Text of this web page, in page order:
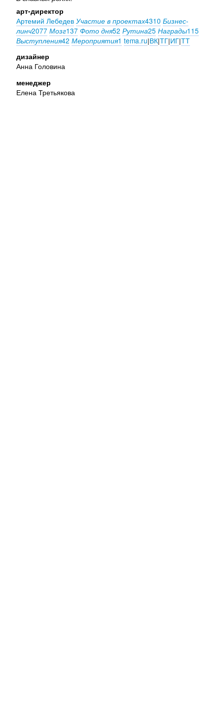
арт-директор
Артемий Лебедев Участие в проектах4310 Бизнес-
линч2077 Мозг137 Фото дня52 Рутина25 Награды115
Выступления42 Мероприятия1 tema.ru|ВК|ТГ|ИГ|ТТ
дизайнер
Анна Головина
менеджер
Елена Третьякова